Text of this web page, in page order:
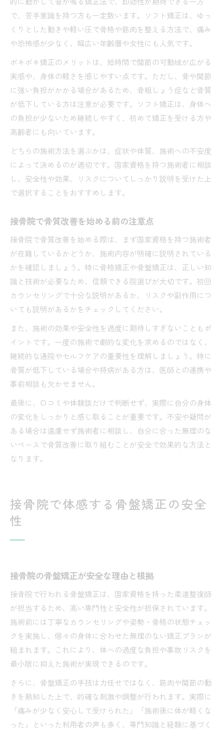
で、苦手意識を持つ方も一定数います。ソフト矯正は、ゆっ
くりとした動きや軽い圧で骨格や筋肉を整える方法で、痛み
や恐怖感が少なく、幅広い年齢層や女性にも人気です。
ボキボキ矯正のメリットは、短時間で関節の可動域が広がる
実感や、身体の軽さを感じやすい点です。ただし、骨や関節
に強い負担がかかる場合があるため、骨粗しょう症など骨質
が低下している方は注意が必要です。ソフト矯正は、身体へ
の負担が少ないため継続しやすく、初めて矯正を受ける方や
高齢者にも向いています。
どちらの施術方法を選ぶかは、症状や体質、施術への不安度
によって決めるのが適切です。国家資格を持つ施術者に相談
し、安全性や効果、リスクについてしっかり説明を受けた上
で選択することをおすすめします。
接骨院で骨質改善を始める前の注意点
接骨院で骨質改善を始める際は、まず国家資格を持つ施術者
が在籍しているかどうか、施術内容が明確に説明されている
かを確認しましょう。特に骨格矯正や骨盤矯正は、正しい知
識と技術が必要なため、信頼できる院選びが大切です。初回
カウンセリングで十分な説明があるか、リスクや副作用につ
いても説明があるかをチェックしてください。
また、施術の効果や安全性を過度に期待しすぎないこともポ
イントです。一度の施術で劇的な変化を求めるのではなく、
継続的な通院やセルフケアの重要性を理解しましょう。特に
骨質が低下している場合や持病がある方は、医師との連携や
事前相談も欠かせません。
最後に、口コミや体験談だけで判断せず、実際に自分の身体
の変化をしっかりと感じ取ることが重要です。不安や疑問が
ある場合は遠慮せず施術者に相談し、自分に合った無理のな
いペースで骨質改善に取り組むことが安全で効果的な方法と
なります。
接骨院で体感する骨盤矯正の安全
性
接骨院の骨盤矯正が安全な理由と根拠
接骨院で行われる骨盤矯正は、国家資格を持った柔道整復師
が担当するため、高い専門性と安全性が担保されています。
施術前には丁寧なカウンセリングや姿勢・骨格の状態チェッ
クを実施し、個々の身体に合わせた無理のない矯正プランが
組まれます。これにより、体への過度な負担や事故リスクを
最小限に抑えた施術が実現できるのです。
さらに、骨盤矯正の手技は力任せではなく、筋肉や関節の動
きを熟知した上で、的確な刺激や調整が行われます。実際に
「痛みが少なく安心して受けられた」「施術後に体が軽くな
った」といった利用者の声も多く、専門知識と経験に基づく